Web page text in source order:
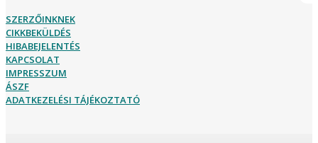
SZERZŐINKNEK
CIKKBEKÜLDÉS
HIBABEJELENTÉS
KAPCSOLAT
IMPRESSZUM
ÁSZF
ADATKEZELÉSI TÁJÉKOZTATÓ